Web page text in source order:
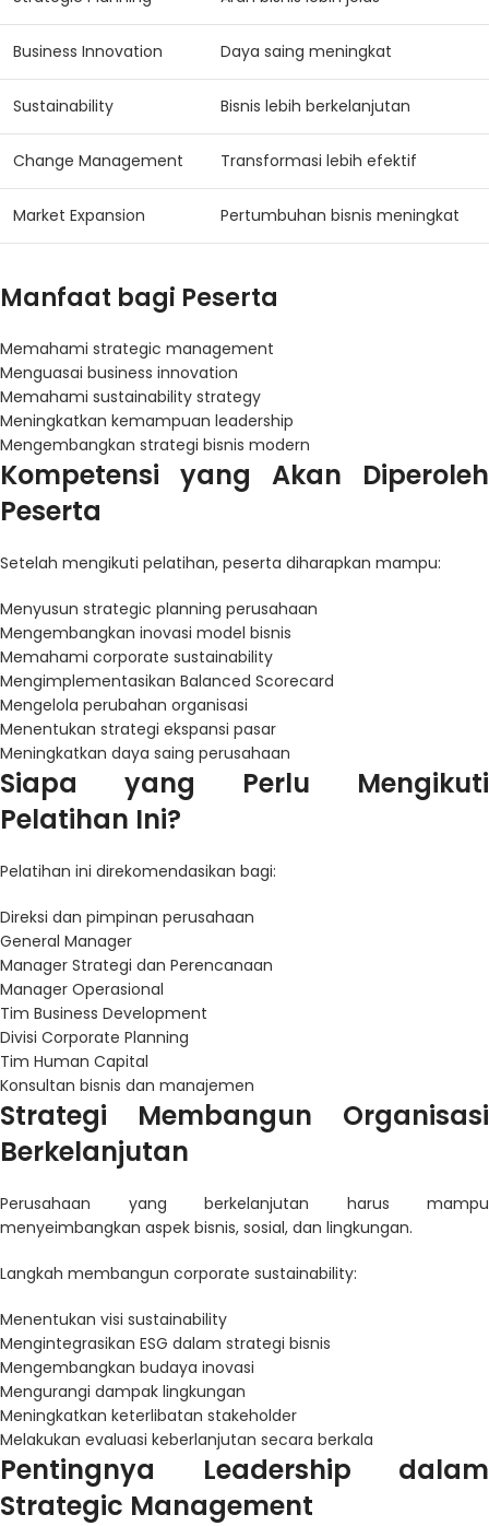
Business Innovation Daya saing meningkat
Sustainability Bisnis lebih berkelanjutan
Change Management Transformasi lebih efektif
Market Expansion Pertumbuhan bisnis meningkat
Manfaat bagi Peserta
Memahami strategic management
Menguasai business innovation
Memahami sustainability strategy
Meningkatkan kemampuan leadership
Mengembangkan strategi bisnis modern
Kompetensi yang Akan Diperoleh
Peserta
Setelah mengikuti pelatihan, peserta diharapkan mampu:
Menyusun strategic planning perusahaan
Mengembangkan inovasi model bisnis
Memahami corporate sustainability
Mengimplementasikan Balanced Scorecard
Mengelola perubahan organisasi
Menentukan strategi ekspansi pasar
Meningkatkan daya saing perusahaan
Siapa yang Perlu Mengikuti
Pelatihan Ini?
Pelatihan ini direkomendasikan bagi:
Direksi dan pimpinan perusahaan
General Manager
Manager Strategi dan Perencanaan
Manager Operasional
Tim Business Development
Divisi Corporate Planning
Tim Human Capital
Konsultan bisnis dan manajemen
Strategi Membangun Organisasi
Berkelanjutan
Perusahaan yang berkelanjutan harus mampu
menyeimbangkan aspek bisnis, sosial, dan lingkungan.
Langkah membangun corporate sustainability:
Menentukan visi sustainability
Mengintegrasikan ESG dalam strategi bisnis
Mengembangkan budaya inovasi
Mengurangi dampak lingkungan
Meningkatkan keterlibatan stakeholder
Melakukan evaluasi keberlanjutan secara berkala
Pentingnya Leadership dalam
Strategic Management